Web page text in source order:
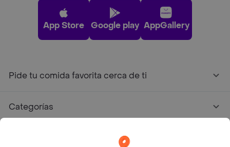
App Store Google play AppGallery
Pide tu comida favorita cerca de ti
Categorías